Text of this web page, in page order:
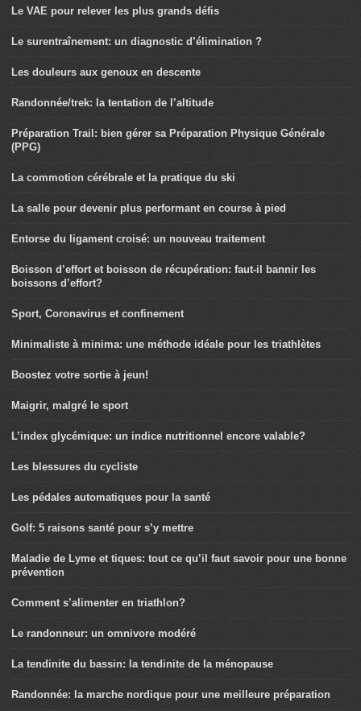
Le VAE pour relever les plus grands défis
Le surentraînement: un diagnostic d’élimination ?
Les douleurs aux genoux en descente
Randonnée/trek: la tentation de l’altitude
Préparation Trail: bien gérer sa Préparation Physique Générale
(PPG)
La commotion cérébrale et la pratique du ski
La salle pour devenir plus performant en course à pied
Entorse du ligament croisé: un nouveau traitement
Boisson d’effort et boisson de récupération: faut-il bannir les
boissons d’effort?
Sport, Coronavirus et confinement
Minimaliste à minima: une méthode idéale pour les triathlètes
Boostez votre sortie à jeun!
Maigrir, malgré le sport
L’index glycémique: un indice nutritionnel encore valable?
Les blessures du cycliste
Les pédales automatiques pour la santé
Golf: 5 raisons santé pour s’y mettre
Maladie de Lyme et tiques: tout ce qu’il faut savoir pour une bonne
prévention
Comment s’alimenter en triathlon?
Le randonneur: un omnivore modéré
La tendinite du bassin: la tendinite de la ménopause
Randonnée: la marche nordique pour une meilleure préparation